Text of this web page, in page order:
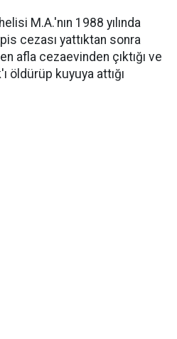
M.A.'nın 1988 yılında
cezası yattıktan sonra
afla cezaevinden çıktığı ve
öldürüp kuyuya attığı